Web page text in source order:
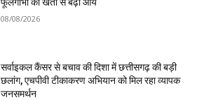
08/08/2026
सर्वाइकल कैंसर से बचाव की दिशा में छत्तीसगढ़ की बड़ी
छलांग, एचपीवी टीकाकरण अभियान को मिल रहा व्यापक
जनसमर्थन